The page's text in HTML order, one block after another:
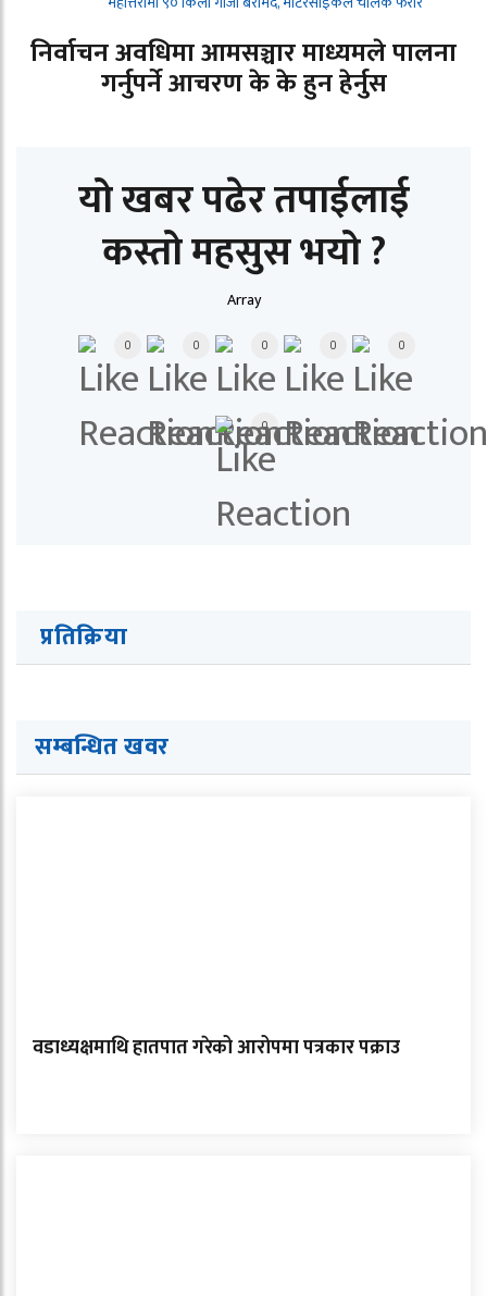
निर्वाचन अवधिमा आमसञ्चार माध्यमले पालना
गर्नुपर्ने आचरण के के हुन हेर्नुस
यो खबर पढेर तपाईलाई
कस्तो महसुस भयो ?
Array
0 0 0 0 0
0
प्रतिक्रिया
सम्बन्धित खवर
वडाध्यक्षमाथि हातपात गरेको आरोपमा पत्रकार पक्राउ